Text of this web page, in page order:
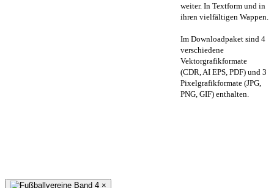
weiter. In Textform und in
ihren vielfältigen Wappen.
Im Downloadpaket sind 4
verschiedene
Vektorgrafikformate
(CDR, AI EPS, PDF) und 3
Pixelgrafikformate (JPG,
PNG, GIF) enthalten.
×